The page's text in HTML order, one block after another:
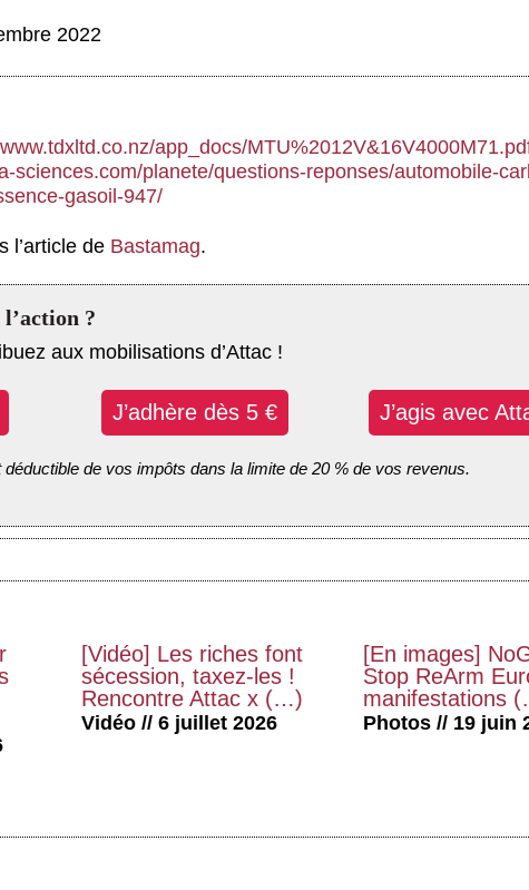
2022
app_docs/
sciences.com/planete/questions-reponses/automobile-
gasoil-947/
l’article de Bastamag.
l’action ?
aux mobilisations d’Attac !
J’adhère dès 5 € J’agis avec
de vos impôts dans la limite de 20 % de vos revenus.
[Vidéo] Les riches font
sécession, taxez-les !
Rencontre Attac x (…)
Vidéo // 6 juillet 2026
[En images]
Stop ReArm
manifestations
Photos // 19 juin